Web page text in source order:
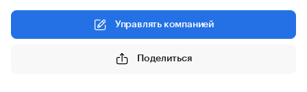
Управлять компанией
Поделиться